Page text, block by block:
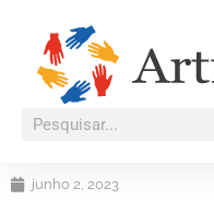
junho 2, 2023